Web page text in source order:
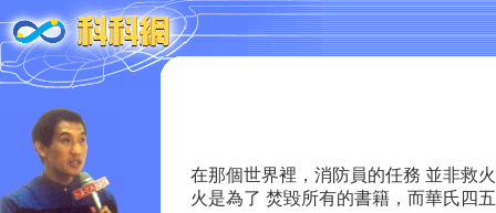
在那個世界裡，消防員的任務 並非救
火是為了 焚毀所有的書籍，而華氏四